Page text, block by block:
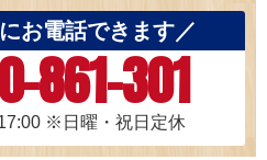
お電話できます／
861-301
※日曜・祝日定休